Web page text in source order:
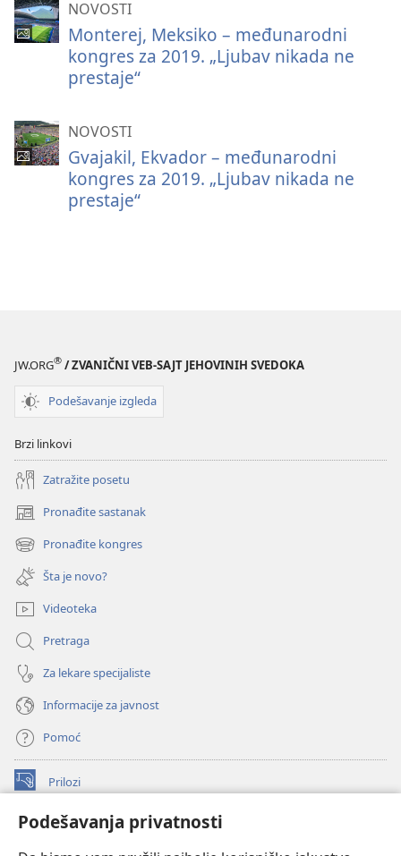
Podešavanja privatnosti
NOVOSTI
Monterej, Meksiko – međunarodni
kongres za 2019. „Ljubav nikada ne
prestaje“
NOVOSTI
Gvajakil, Ekvador – međunarodni
kongres za 2019. „Ljubav nikada ne
prestaje“
JW.ORG® / ZVANIČNI VEB-SAJT JEHOVINIH SVEDOKA
Podešavanje izgleda
Brzi linkovi
Zatražite posetu
Pronađite sastanak
(otvara
novi
prozor)
Pronađite kongres
(otvara
novi
prozor)
Šta je novo?
Videoteka
Pretraga
Za lekare specijaliste
Informacije za javnost
Pomoć
Prilozi
(otvara
prozor)ONLAJN BIBLIOTEKA Watchtower